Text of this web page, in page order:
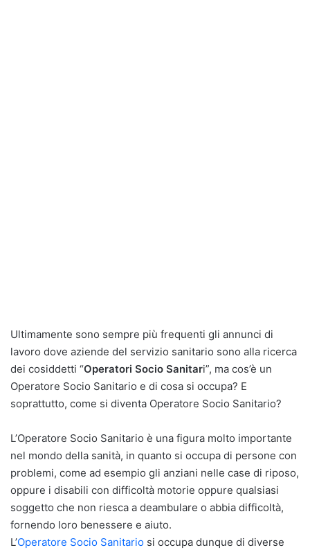
Ultimamente sono sempre più frequenti gli annunci di
lavoro dove aziende del servizio sanitario sono alla ricerca
dei cosiddetti “Operatori Socio Sanitari”, ma cos’è un
Operatore Socio Sanitario e di cosa si occupa? E
soprattutto, come si diventa Operatore Socio Sanitario?
L’Operatore Socio Sanitario è una figura molto importante
nel mondo della sanità, in quanto si occupa di persone con
problemi, come ad esempio gli anziani nelle case di riposo,
oppure i disabili con difficoltà motorie oppure qualsiasi
soggetto che non riesca a deambulare o abbia difficoltà,
fornendo loro benessere e aiuto.
L’Operatore Socio Sanitario si occupa dunque di diverse